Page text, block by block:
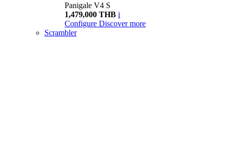
Panigale V4 S
1,479,000 THB i
Configure Discover more
Scrambler